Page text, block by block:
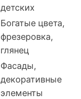
детских
Богатые цвета,
фрезеровка,
глянец
Фасады,
декоративные
элементы